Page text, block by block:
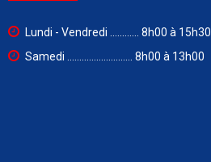
Lundi - Vendredi ............ 8h00 à 15h30
Samedi ........................... 8h00 à 13h00